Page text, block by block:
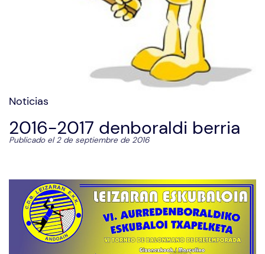
Noticias
2016-2017 denboraldi berria
Publicado el 2 de septiembre de 2016